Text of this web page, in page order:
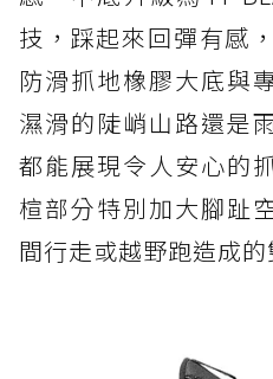
技，踩起來回彈有感
防滑抓地橡膠大底與
濕滑的陡峭山路還是
都能展現令人安心的
楦部分特別加大腳趾
間行走或越野跑造成的